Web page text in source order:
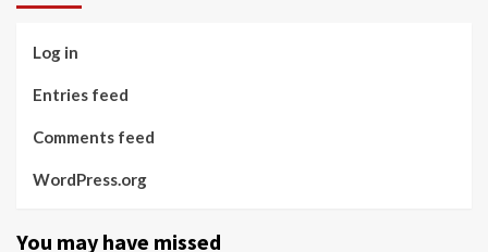
Log in
Entries feed
Comments feed
WordPress.org
You may have missed